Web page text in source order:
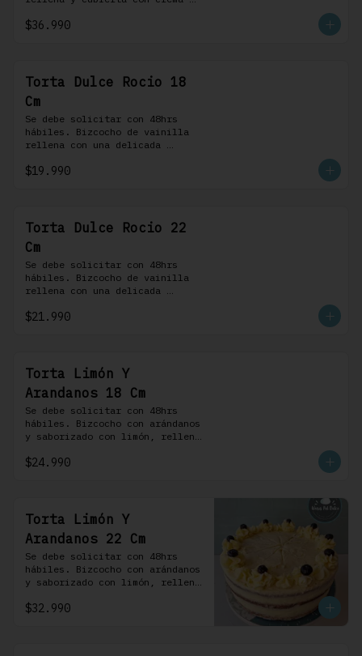
profiteroles.
$36.990
Torta Dulce Rocio 18
Cm
Se debe solicitar con 48hrs
hábiles. Bizcocho de vainilla
rellena con una delicada
de leche cubierta con nuestra
$19.990
Torta Dulce Rocio 22
Cm
Se debe solicitar con 48hrs
hábiles. Bizcocho de vainilla
rellena con una delicada
de leche cubierta con nuestra
$21.990
Torta Limón Y
Arandanos 18 Cm
Se debe solicitar con 48hrs
hábiles. Bizcocho con arándanos
y saborizado con limón, rellena
rojos y cubierta con un
$24.990
Torta Limón Y
Arandanos 22 Cm
Se debe solicitar con 48hrs
hábiles. Bizcocho con arándanos
y saborizado con limón, rellena
rojos y cubierta con un
$32.990